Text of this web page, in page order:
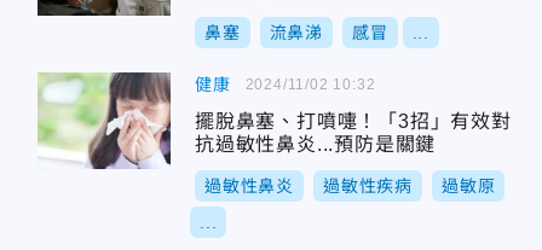
鼻塞 流鼻涕 感冒
健康
擺脫鼻塞、打噴嚏！「3招」有效對
抗過敏性鼻炎...預防是關鍵
過敏性鼻炎 過敏性疾病 過敏原
2024/11/02 10:32